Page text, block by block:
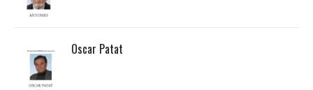
Oscar Patat